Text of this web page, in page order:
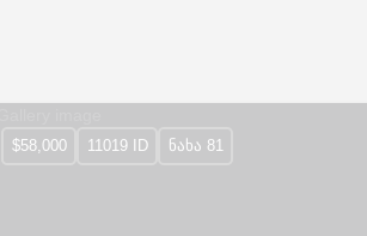
$58,000 11019 ID ნახა 81